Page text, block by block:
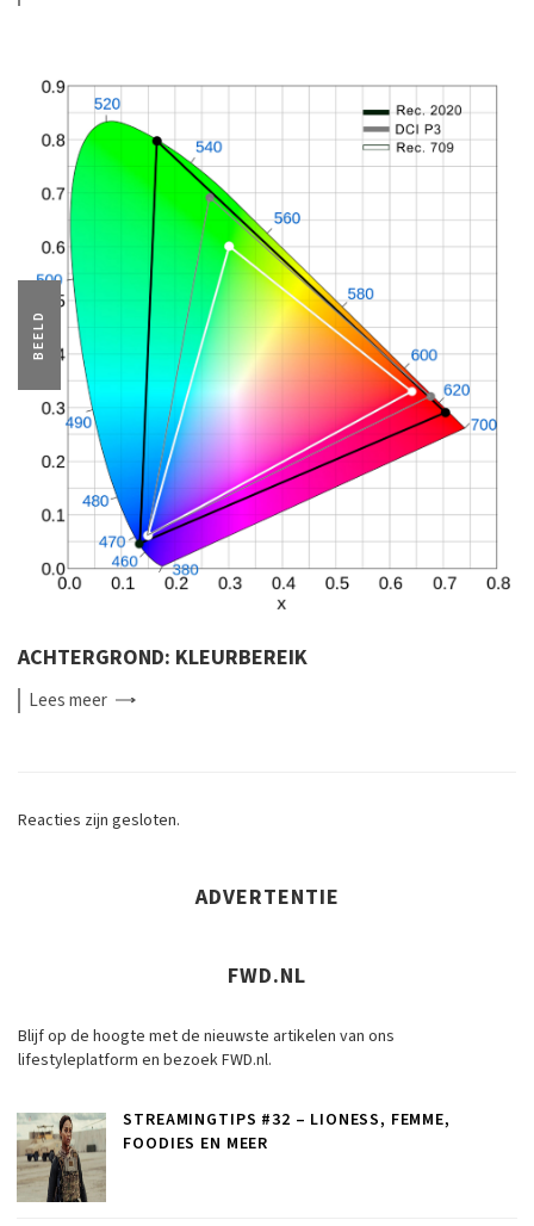
BEELD
ACHTERGROND: KLEURBEREIK
Leesmeer
Reacties zijn gesloten.
ADVERTENTIE
FWD.NL
Blijf op de hoogte met de nieuwste artikelen van ons
lifestyleplatform en bezoek FWD.nl.
STREAMINGTIPS #32 – LIONESS, FEMME,
FOODIES EN MEER